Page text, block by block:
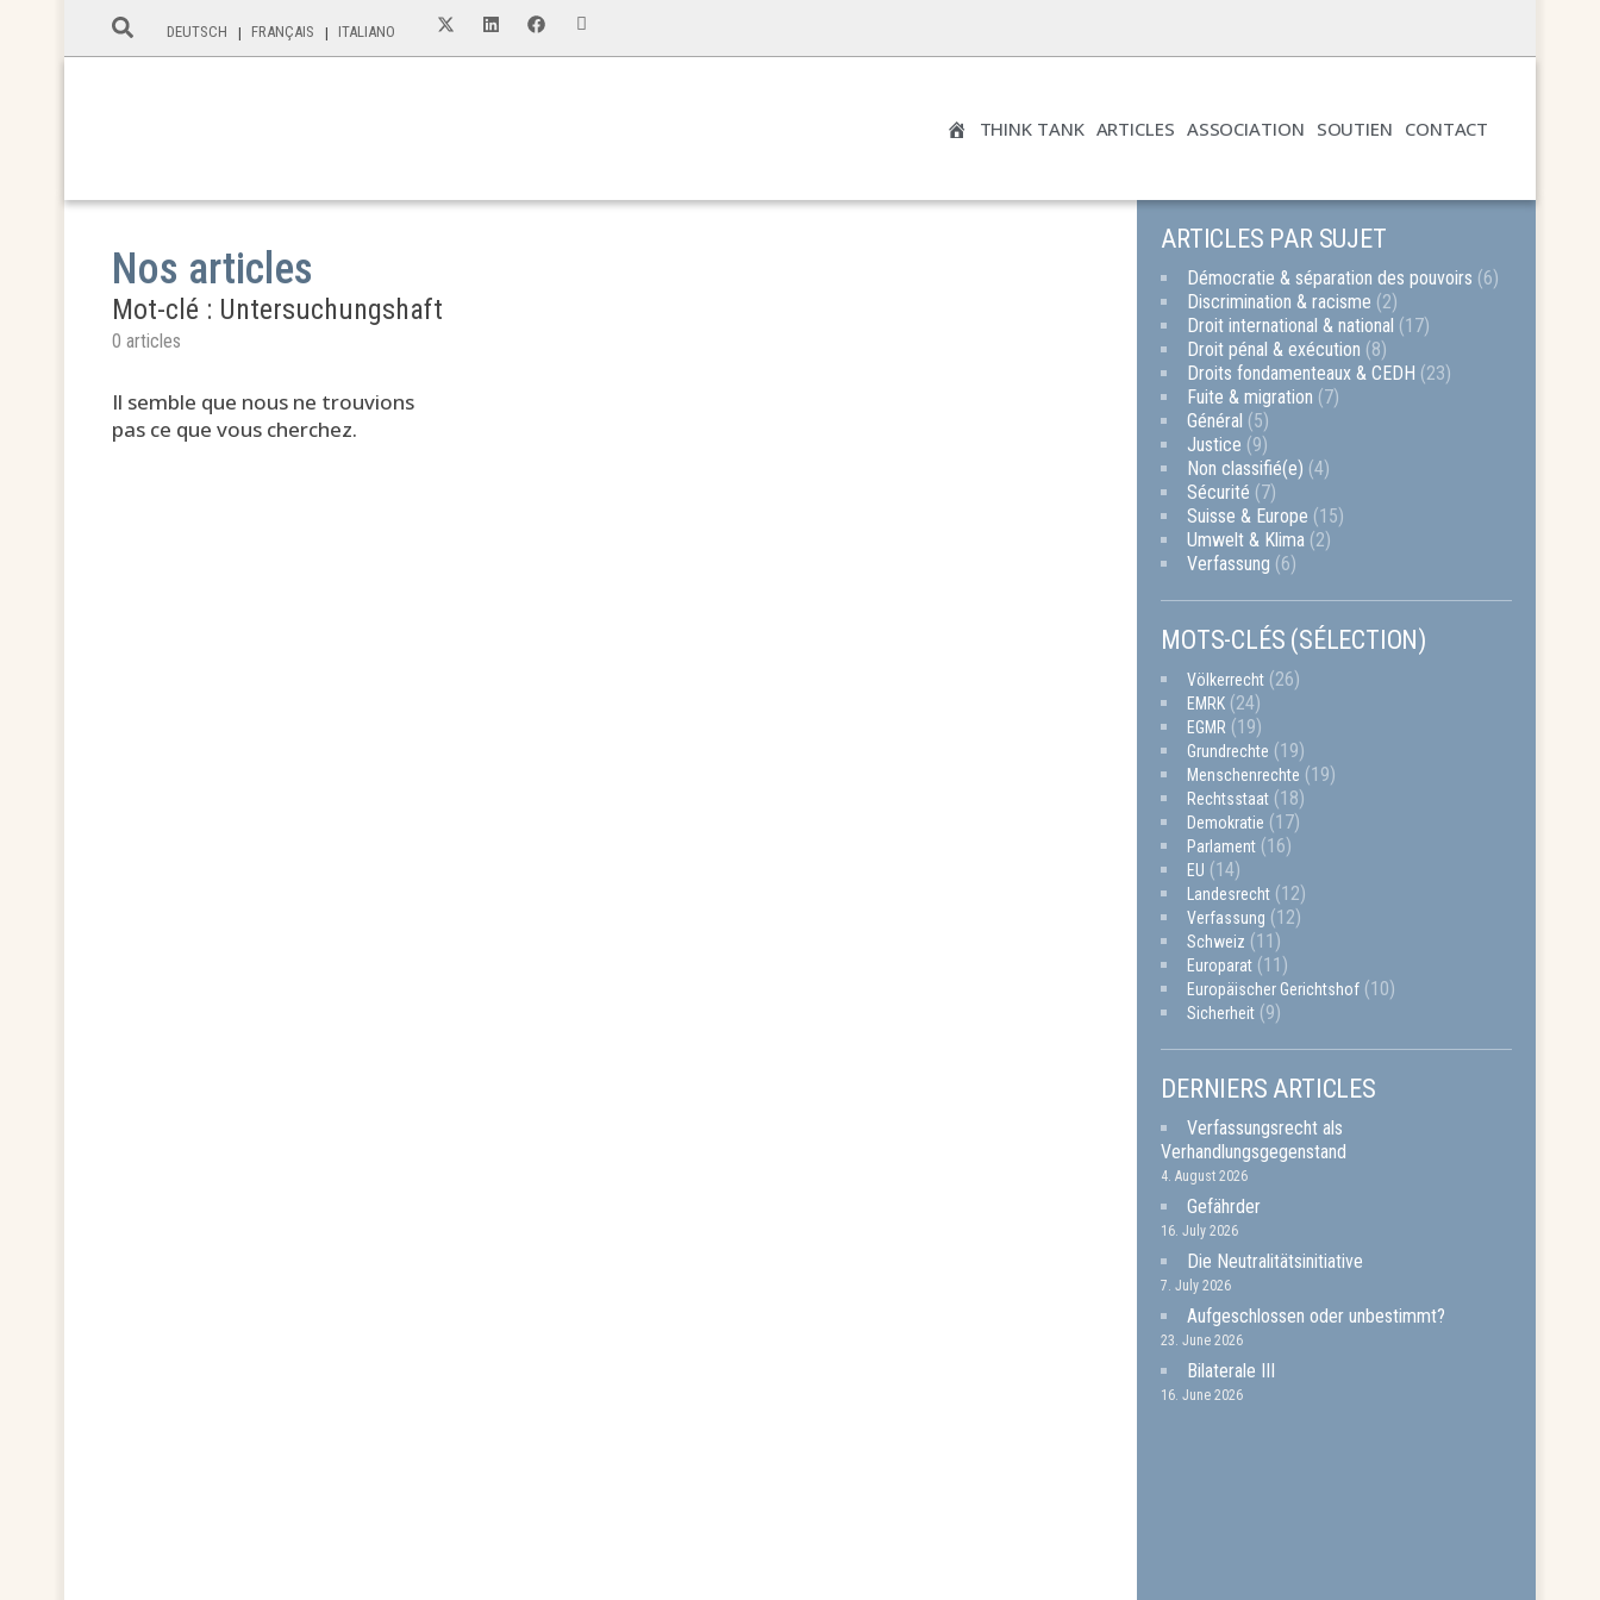
DEUTSCH FRANÇAIS ITALIANO
NOTRE DROIT
THINK TANK ARTICLES ASSOCIATION SOUTIEN CONTACT
Nos articles
Mot-clé : Untersuchungshaft
0 articles
Il semble que nous ne trouvions
pas ce que vous cherchez.
ARTICLES PAR SUJET
Démocratie & séparation des pouvoirs (6)
Discrimination & racisme (2)
Droit international & national (17)
Droit pénal & exécution (8)
Droits fondamenteaux & CEDH (23)
Fuite & migration (7)
Général (5)
Justice (9)
Non classifié(e) (4)
Sécurité (7)
Suisse & Europe (15)
Umwelt & Klima (2)
Verfassung (6)
MOTS-CLÉS (SÉLECTION)
Völkerrecht (26)
EMRK (24)
EGMR (19)
Grundrechte (19)
Menschenrechte (19)
Rechtsstaat (18)
Demokratie (17)
Parlament (16)
EU (14)
Landesrecht (12)
Verfassung (12)
Schweiz (11)
Europarat (11)
Europäischer Gerichtshof (10)
Sicherheit (9)
DERNIERS ARTICLES
Verfassungsrecht als
Verhandlungsgegenstand
4. August 2026
Gefährder
16. July 2026
Die Neutralitätsinitiative
7. July 2026
Aufgeschlossen oder unbestimmt?
23. June 2026
Bilaterale III
16. June 2026